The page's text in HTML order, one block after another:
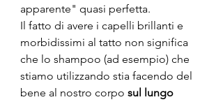
apparente" quasi perfetta.
Il fatto di avere i capelli brillanti e
morbidissimi al tatto non significa
che lo shampoo (ad esempio) che
stiamo utilizzando stia facendo del
bene al nostro corpo sul lungo